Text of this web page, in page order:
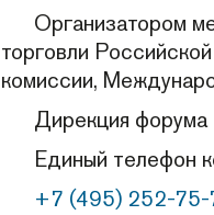
Организатором
торговли
комиссии,
Дирекция форума
Единый телефон
+7 (495) 252-75-